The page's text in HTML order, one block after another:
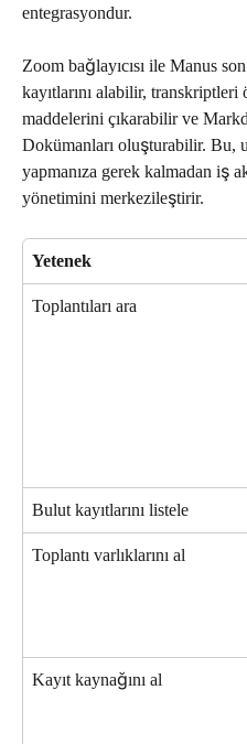
entegrasyondur.
Zoom bağlayıcısı ile Manus
kayıtlarını alabilir,
maddelerini çıkarabilir ve
Dokümanları oluşturabilir. Bu,
yapmanıza gerek kalmadan iş
yönetimini merkezileştirir.
Yetenek
Toplantıları ara
Bulut kayıtlarını listele
Toplantı varlıklarını al
Kayıt kaynağını al